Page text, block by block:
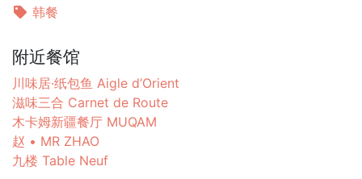
韩餐
附近餐馆
川味居·纸包鱼 Aigle d’Orient
滋味三合 Carnet de Route
木卡姆新疆餐厅 MUQAM
赵 • MR ZHAO
九楼 Table Neuf